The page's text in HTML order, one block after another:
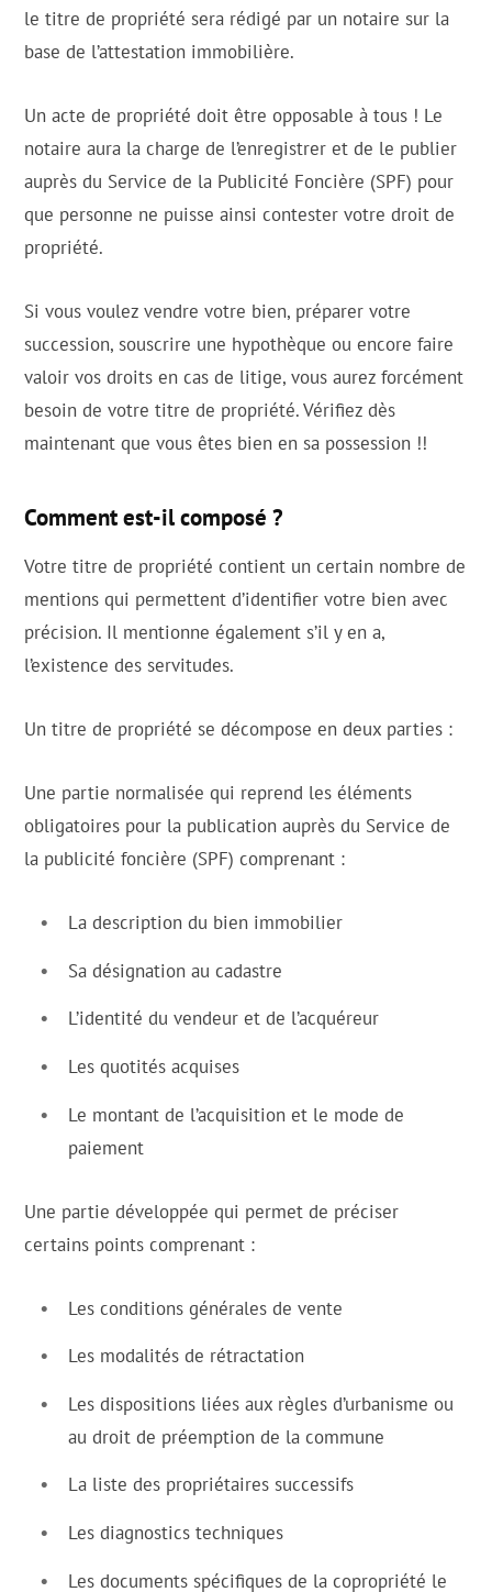
le titre de propriété sera rédigé par un notaire sur la
base de l’attestation immobilière.
Un acte de propriété doit être opposable à tous ! Le
notaire aura la charge de l’enregistrer et de le publier
auprès du Service de la Publicité Foncière (SPF) pour
que personne ne puisse ainsi contester votre droit de
propriété.
Si vous voulez vendre votre bien, préparer votre
succession, souscrire une hypothèque ou encore faire
valoir vos droits en cas de litige, vous aurez forcément
besoin de votre titre de propriété. Vérifiez dès
maintenant que vous êtes bien en sa possession !!
Comment est-il composé ?
Votre titre de propriété contient un certain nombre de
mentions qui permettent d’identifier votre bien avec
précision. Il mentionne également s’il y en a,
l’existence des servitudes.
Un titre de propriété se décompose en deux parties :
Une partie normalisée qui reprend les éléments
obligatoires pour la publication auprès du Service de
la publicité foncière (SPF) comprenant :
La description du bien immobilier
Sa désignation au cadastre
L’identité du vendeur et de l’acquéreur
Les quotités acquises
Le montant de l’acquisition et le mode de
paiement
Une partie développée qui permet de préciser
certains points comprenant :
Les conditions générales de vente
Les modalités de rétractation
Les dispositions liées aux règles d’urbanisme ou
au droit de préemption de la commune
La liste des propriétaires successifs
Les diagnostics techniques
Les documents spécifiques de la copropriété le